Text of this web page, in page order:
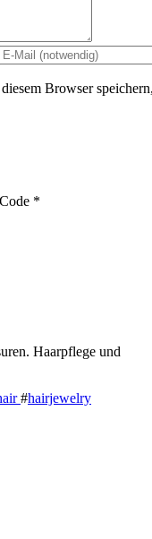
Browser
*
Haarpflege und
#hairjewelry